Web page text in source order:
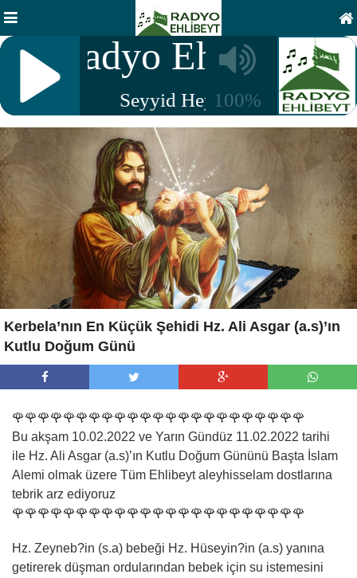
Kerbela’nın En Küçük Şehidi Hz. Ali Asgar (a.s)’ın
Kutlu Doğum Günü
🌹🌹🌹🌹🌹🌹🌹🌹🌹🌹🌹🌹🌹🌹🌹🌹🌹🌹🌹🌹🌹🌹🌹
Bu akşam 10.02.2022 ve Yarın Gündüz 11.02.2022 tarihi
ile Hz. Ali Asgar (a.s)’ın Kutlu Doğum Gününü Başta İslam
Alemi olmak üzere Tüm Ehlibeyt aleyhisselam dostlarına
tebrik arz ediyoruz
🌹🌹🌹🌹🌹🌹🌹🌹🌹🌹🌹🌹🌹🌹🌹🌹🌹🌹🌹🌹🌹🌹🌹
Hz. Zeyneb?in (s.a) bebeği Hz. Hüseyin?in (a.s) yanına
getirerek düşman ordularından bebek için su istemesini